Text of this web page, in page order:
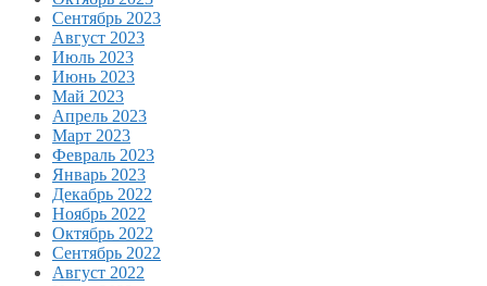
Сентябрь 2023
Август 2023
Июль 2023
Июнь 2023
Май 2023
Апрель 2023
Март 2023
Февраль 2023
Январь 2023
Декабрь 2022
Ноябрь 2022
Октябрь 2022
Сентябрь 2022
Август 2022